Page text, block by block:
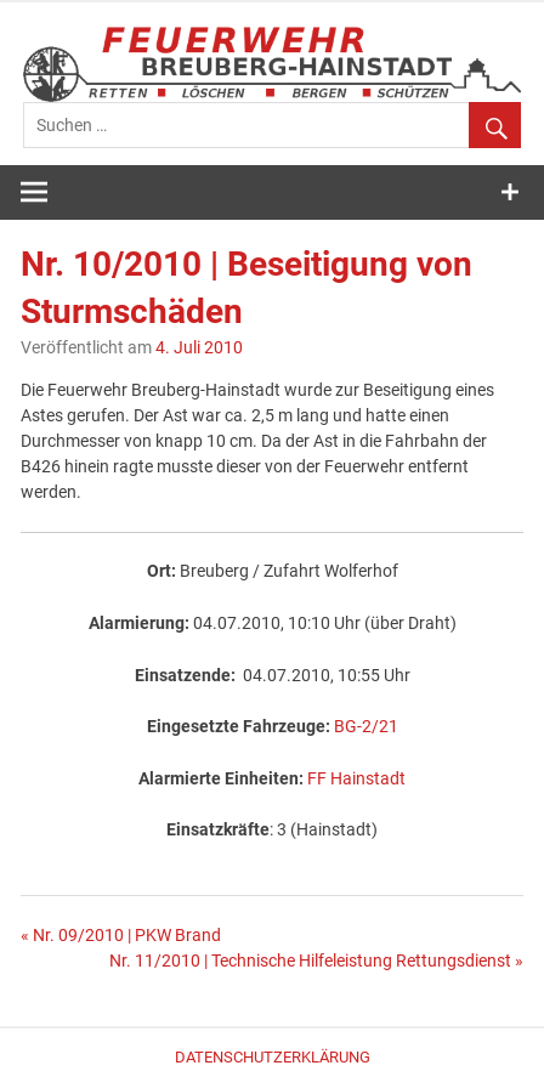
springen
Feuerwehr
Breuberg-
Hainstadt
Nr. 10/2010 | Beseitigung von
Sturmschäden
Veröffentlicht am4. Juli 2010
Die Feuerwehr Breuberg-Hainstadt wurde zur Beseitigung eines
Astes gerufen. Der Ast war ca. 2,5 m lang und hatte einen
Durchmesser von knapp 10 cm. Da der Ast in die Fahrbahn der
B426 hinein ragte musste dieser von der Feuerwehr entfernt
werden.
Ort: Breuberg / Zufahrt Wolferhof
Alarmierung: 04.07.2010, 10:10 Uhr (über Draht)
Einsatzende: 04.07.2010, 10:55 Uhr
Eingesetzte Fahrzeuge: BG-2/21
Alarmierte Einheiten: FF Hainstadt
Einsatzkräfte: 3 (Hainstadt)
Beitragsnavigation
« Nr. 09/2010 | PKW Brand
Nr. 11/2010 | Technische Hilfeleistung Rettungsdienst »
DATENSCHUTZERKLÄRUNG